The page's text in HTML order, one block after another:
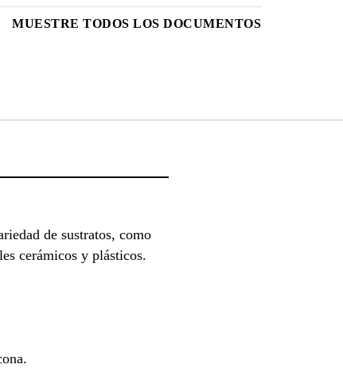
MUESTRE TODOS LOS DOCUMENTOS
de sustratos, como
cerámicos y plásticos.